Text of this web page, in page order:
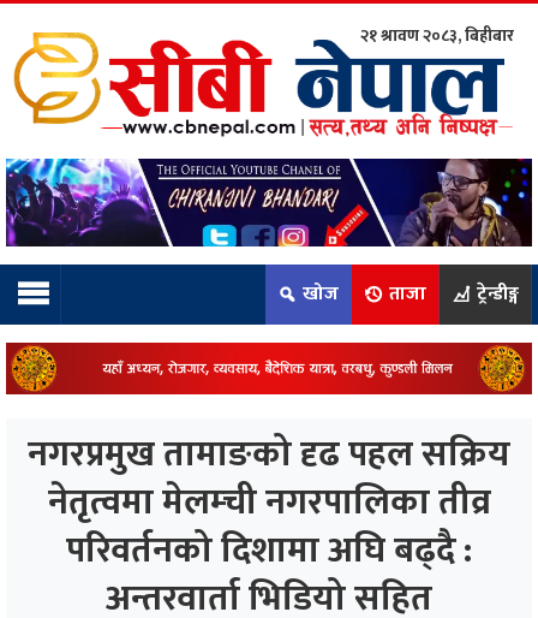
टिम:
२१ श्रावण २०८३, बिहीबार
खोज ताजा ट्रेन्डीङ्ग
नगरप्रमुख तामाङको दृढ पहल सक्रिय
नेतृत्वमा मेलम्ची नगरपालिका तीव्र
परिवर्तनको दिशामा अघि बढ्दै :
अन्तरवार्ता भिडियो सहित